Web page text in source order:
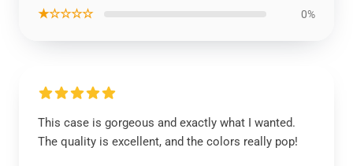
★☆☆☆☆ 0%
This case is gorgeous and exactly what I wanted.
The quality is excellent, and the colors really pop!